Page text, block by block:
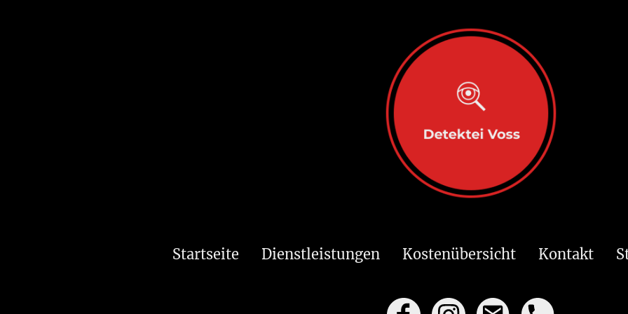
Startseite Dienstleistungen Kostenübersicht Kontakt